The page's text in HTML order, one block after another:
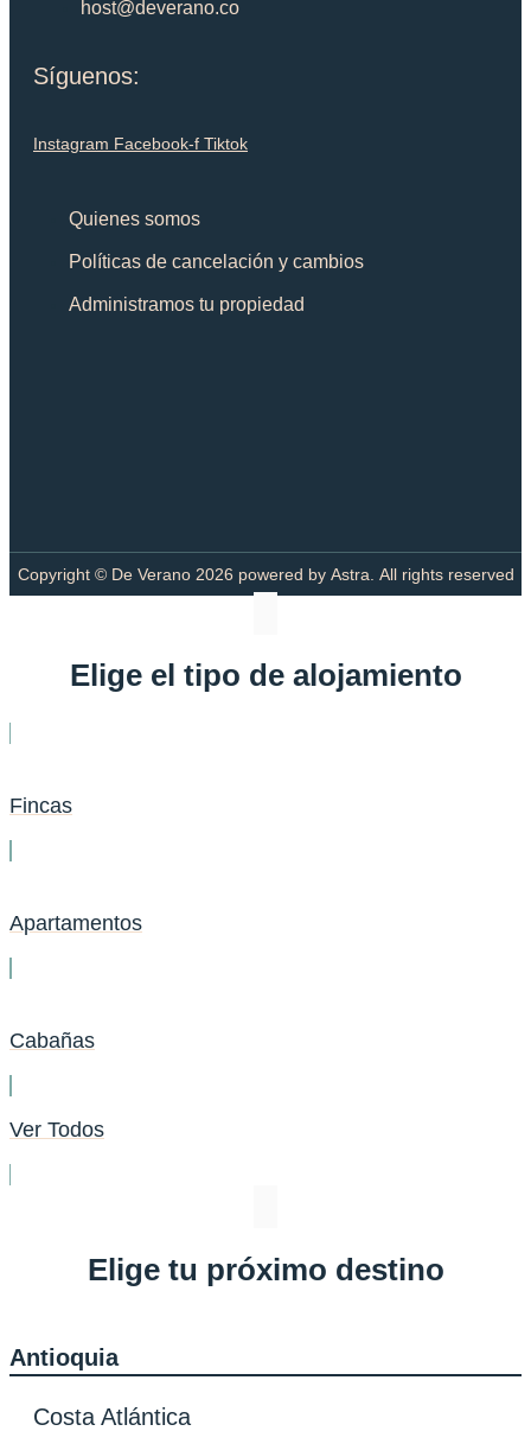
host@deverano.co
Síguenos:
Instagram Facebook-f Tiktok
Quienes somos
Políticas de cancelación y cambios
Administramos tu propiedad
Copyright © De Verano 2026 powered by Astra. All rights reserved
Elige el tipo de alojamiento
Fincas
Apartamentos
Cabañas
Ver Todos
Elige tu próximo destino
Antioquia
Costa Atlántica